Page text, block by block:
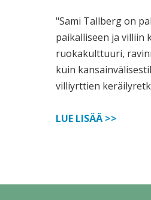
"Sami Tallberg on
paikalliseen ja villiin
ruokakulttuuri,
kuin
villiyrttien
LUE LISÄÄ >>